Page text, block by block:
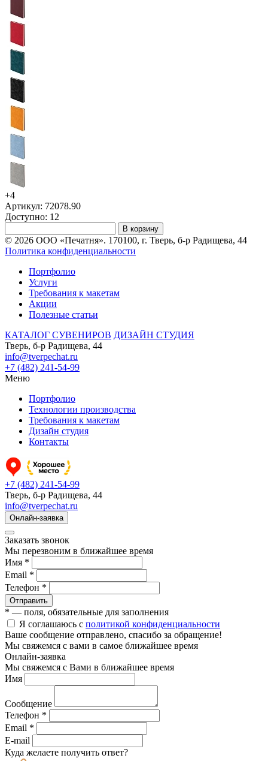
+4
Артикул: 72078.90
Доступно: 12
В корзину
© 2026 ООО «Печатня». 170100, г. Тверь, б-р Радищева, 44
Политика конфиденциальности
Портфолио
Услуги
Требования к макетам
Акции
Полезные статьи
КАТАЛОГ СУВЕНИРОВ ДИЗАЙН СТУДИЯ
Тверь, б-р Радищева, 44
info@tverpechat.ru
+7 (482) 241-54-99
Меню
Портфолио
Технологии производства
Требования к макетам
Дизайн студия
Контакты
+7 (482) 241-54-99
Тверь, б-р Радищева, 44
info@tverpechat.ru
Онлайн-заявка
Заказать звонок
Мы перезвоним в ближайшее время
Имя *
Email *
Телефон *
Отправить
* — поля, обязательные для заполнения
Я соглашаюсь с политикой конфиденциальности
Ваше сообщение отправлено, спасибо за обращение!
Мы свяжемся с вами в самое ближайшее время
Онлайн-заявка
Мы свяжемся с Вами в ближайшее время
Имя
Сообщение
Телефон *
Email *
E-mail
Куда желаете получить ответ?